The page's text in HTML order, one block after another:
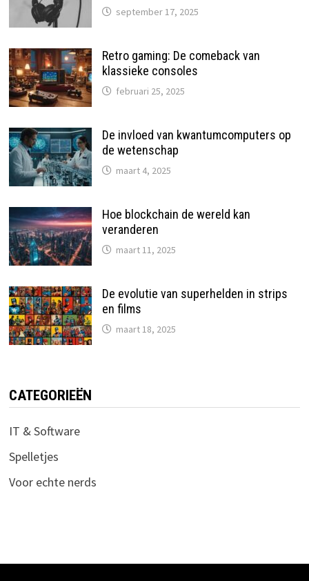
september 17, 2025
Retro gaming: De comeback van
klassieke consoles
februari 25, 2025
De invloed van kwantumcomputers op
de wetenschap
maart 4, 2025
Hoe blockchain de wereld kan
veranderen
maart 11, 2025
De evolutie van superhelden in strips
en films
maart 18, 2025
CATEGORIEËN
IT & Software
Spelletjes
Voor echte nerds